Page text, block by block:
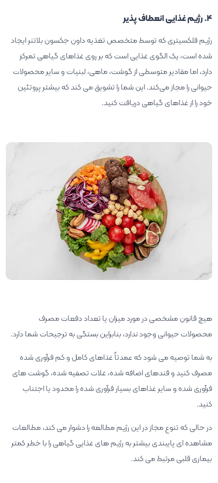
4. رژیم غذایی انعطاف پذیر
رژیم فلکسیتری که توسط متخصص تغذیه داون جکسون بلاتنر ایجاد
شده است، یک الگوی غذایی است که بر روی غذاهای گیاهی تمرکز
دارد، اما مقادیر متوسطی از گوشت، ماهی، لبنیات و سایر محصولات
حیوانی را مجاز می‌کند. این شما را تشویق می کند که بیشتر پروتئین
خود را از غذاهای گیاهی دریافت کنید.
هیچ قانون مشخصی در مورد میزان یا تعداد دفعات مصرف
محصولات حیوانی وجود ندارد، بنابراین بستگی به ترجیحات شما دارد.
به شما توصیه می شود که عمدتاً غذاهای کامل و کم فرآوری شده
مصرف کنید و قندهای اضافه شده، غلات تصفیه شده، گوشت های
فرآوری شده و سایر غذاهای بسیار فرآوری شده را محدود یا اجتناب
کنید.
در حالی که تنوع مجاز در این رژیم مطالعه را دشوار می کند، مطالعات
مشاهده ای پایبندی بیشتر به رژیم های غذایی گیاهی را با خطر کمتر
بیماری قلبی مرتبط می کند.